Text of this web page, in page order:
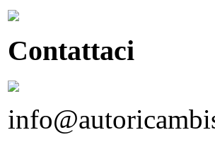
Contattaci